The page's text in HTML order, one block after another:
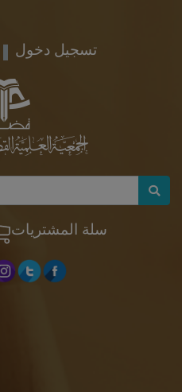
تسجيل دخول
سلة المشتريات